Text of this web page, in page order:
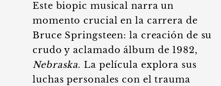
Este biopic musical narra un
momento crucial en la carrera de
Bruce Springsteen: la creación de su
crudo y aclamado álbum de 1982,
Nebraska. La película explora sus
luchas personales con el trauma